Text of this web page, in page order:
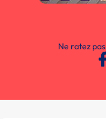
Ne ratez